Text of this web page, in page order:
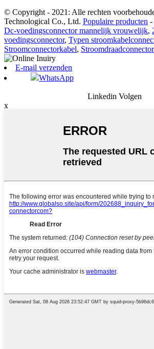
© Copyright - 2021: Alle rechten
Technological Co., Ltd. Populaire producten -
Dc-voedingsconnector mannelijk vrouwelijk,
voedingsconnector, Typen
Stroomconnectorkabel,
E-mail verzenden
WhatsApp
Linkedin Volgen
x